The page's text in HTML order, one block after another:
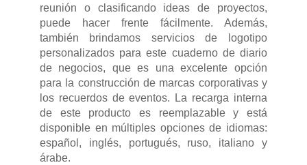
reunión o clasificando ideas de proyectos,
puede hacer frente fácilmente. Además,
también brindamos servicios de logotipo
personalizados para este cuaderno de diario
de negocios, que es una excelente opción
para la construcción de marcas corporativas y
los recuerdos de eventos. La recarga interna
de este producto es reemplazable y está
disponible en múltiples opciones de idiomas:
español, inglés, portugués, ruso, italiano y
árabe.